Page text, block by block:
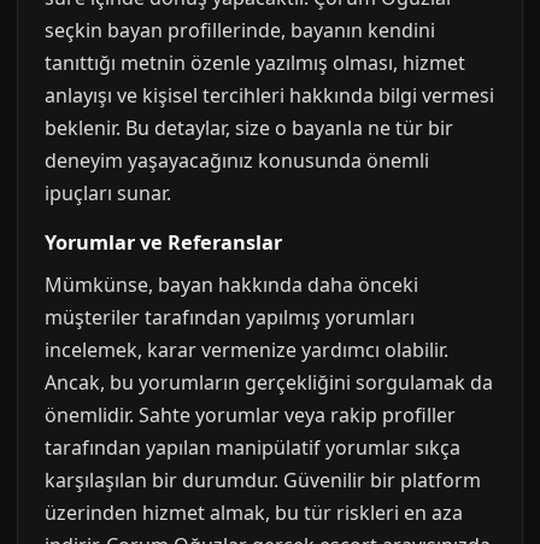
seçkin bayan profillerinde, bayanın kendini
tanıttığı metnin özenle yazılmış olması, hizmet
anlayışı ve kişisel tercihleri hakkında bilgi vermesi
beklenir. Bu detaylar, size o bayanla ne tür bir
deneyim yaşayacağınız konusunda önemli
ipuçları sunar.
Yorumlar ve Referanslar
Mümkünse, bayan hakkında daha önceki
müşteriler tarafından yapılmış yorumları
incelemek, karar vermenize yardımcı olabilir.
Ancak, bu yorumların gerçekliğini sorgulamak da
önemlidir. Sahte yorumlar veya rakip profiller
tarafından yapılan manipülatif yorumlar sıkça
karşılaşılan bir durumdur. Güvenilir bir platform
üzerinden hizmet almak, bu tür riskleri en aza